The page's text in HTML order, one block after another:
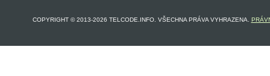
COPYRIGHT © 2013-2026 TELCODE.INFO. VŠECHNA PRÁVA VYHRAZENA.